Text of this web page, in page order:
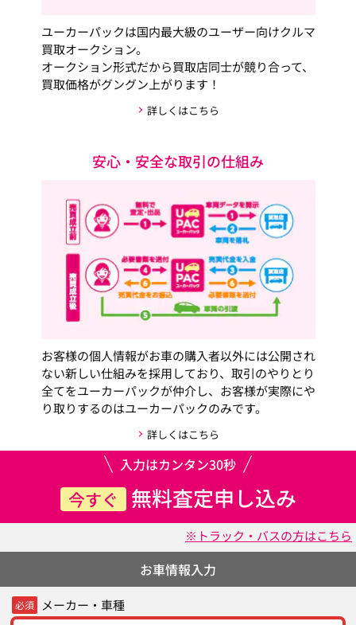
ユーカーパックは国内最大級のユーザー向けクルマ
買取オークション。
オークション形式だから買取店同士が競り合って、
買取価格がグングン上がります！
詳しくはこちら
安心・安全な取引の仕組み
お客様の個人情報がお車の購入者以外には公開され
ない新しい仕組みを採用しており、取引のやりとり
全てをユーカーパックが仲介し、お客様が実際にや
り取りするのはユーカーパックのみです。
詳しくはこちら
入力はカンタン30秒
今すぐ 無料査定申し込み
※トラック・バスの方はこちら
お車情報入力
必須 メーカー・車種